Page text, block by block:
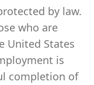
by law.
who are
United States
is
completion of